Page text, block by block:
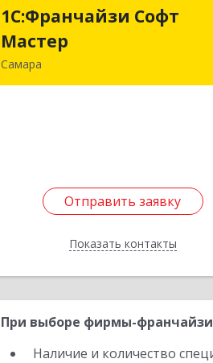
1С:Франчайзи Софт
Мастер
Самара
Отправить заявку
Показать контакты
1С:Франчайзи
Отправить заявку
Назад
При выборе фирмы-
Наличие и количество